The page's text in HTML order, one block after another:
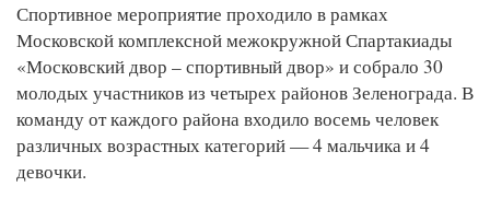
Спортивное мероприятие проходило в рамках
Московской комплексной межокружной Спартакиады
«Московский двор – спортивный двор» и собрало 30
молодых участников из четырех районов Зеленограда. В
команду от каждого района входило восемь человек
различных возрастных категорий — 4 мальчика и 4
девочки.